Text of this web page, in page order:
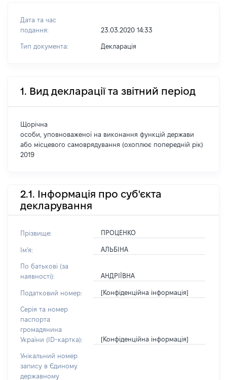
Дата та час
подання:
23.03.2020 14:33
Тип документа: Декларація
1. Вид декларації та звітний період
Щорічна
особи, уповноваженої на виконання функцій держави
або місцевого самоврядування (охоплює попередній рік)
2019
2.1. Інформація про суб'єкта
декларування
Прізвище: ПРОЦЕНКО
Ім'я: АЛЬБІНА
По батькові (за
наявності):
АНДРІЇВНА
Податковий номер: [Конфіденційна інформація]
Серія та номер
паспорта
громадянина
України (ID-картка):
[Конфіденційна інформація]
Унікальний номер
запису в Єдиному
державному